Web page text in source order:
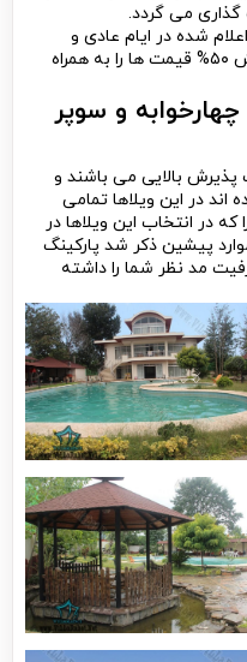
گذاری می گردد.
شده در ایام عادی و
حدودی می باشد که در تعطیلات جهش ۵۰% قیمت ها را به همراه
و سوپر
پذیرش بالایی می باشند و
مهیا شده اند در این ویلاها تمامی
که در انتخاب این ویلاها در
پیشین ذکر شد پارکینگ
مد نظر شما را داشته